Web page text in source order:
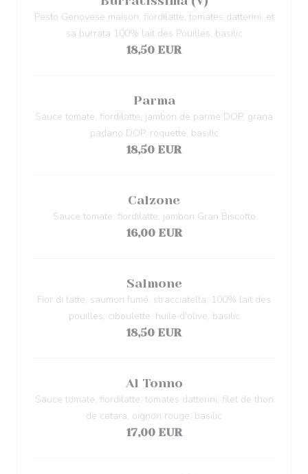
Pesto Genovese maison, fiordilatte, tomates datterini, et
sa burrata 100% lait des Pouilles, basilic
18,50 EUR
Parma
Sauce tomate, fiordilatte, jambon de parme DOP, grana
padano DOP, roquette, basilic
18,50 EUR
Calzone
Sauce tomate, fiordilatte, jambon Gran Biscotto
16,00 EUR
Salmone
Fior di latte, saumon fumé, stracciatella, 100% lait des
pouilles, ciboulette, huile d'olive, basilic
18,50 EUR
Al Tonno
Sauce tomate, fiordilatte, tomates datterini, filet de thon
de cetara, oignon rouge, basilic
17,00 EUR